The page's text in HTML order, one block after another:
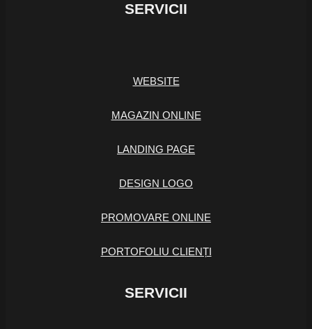
SERVICII
WEBSITE
MAGAZIN ONLINE
LANDING PAGE
DESIGN LOGO
PROMOVARE ONLINE
PORTOFOLIU CLIENȚI
SERVICII